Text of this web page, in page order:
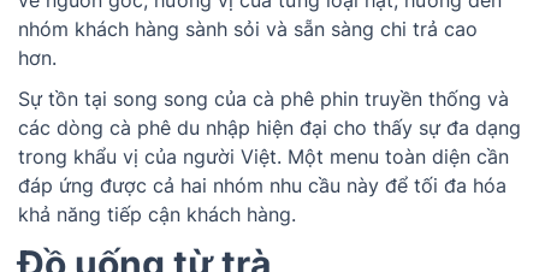
nhóm khách hàng sành sỏi và sẵn sàng chi trả cao
hơn.
Sự tồn tại song song của cà phê phin truyền thống và
các dòng cà phê du nhập hiện đại cho thấy sự đa dạng
trong khẩu vị của người Việt. Một menu toàn diện cần
đáp ứng được cả hai nhóm nhu cầu này để tối đa hóa
khả năng tiếp cận khách hàng.
Đồ uống từ trà